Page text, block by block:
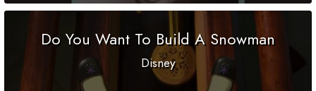
Do You Want To Build A Snowman
Disney